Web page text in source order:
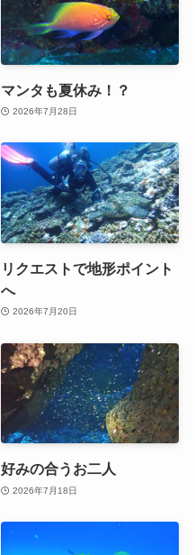
マンタも夏休み！？
2026年7月28日
リクエストで地形ポイント
へ
2026年7月20日
好みの合うお二人
2026年7月18日